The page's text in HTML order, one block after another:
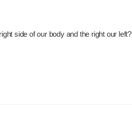
side of our body and the right our left?